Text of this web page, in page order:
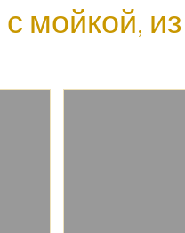
с мойкой,